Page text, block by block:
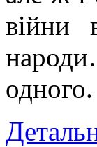
війни
одного.